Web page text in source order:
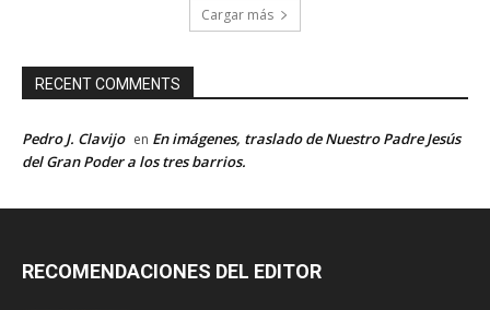
Cargar más
RECENT COMMENTS
Pedro J. Clavijo en En imágenes, traslado de Nuestro Padre Jesús
del Gran Poder a los tres barrios.
RECOMENDACIONES DEL EDITOR